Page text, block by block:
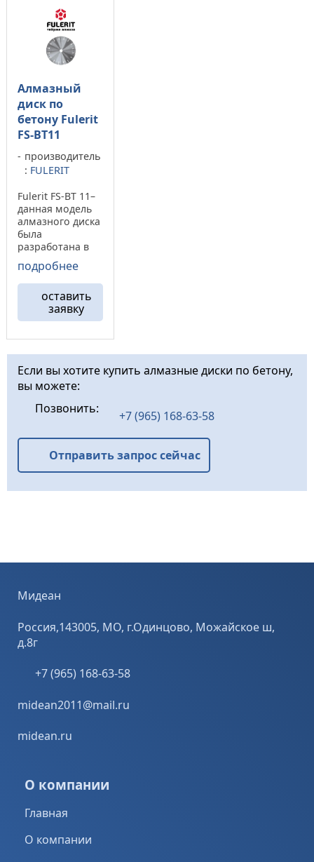
изготовление ...
Алмазный
диск по
бетону Fulerit
FS-BT11
производитель
: FULERIT
Fulerit FS-BT 11–
данная модель
алмазного диска
была
разработана в
2014 году
специально для
общестроительн
ых работ.
Алмазный диск
FuleritFS-BT 11
резки, а так же
высоким
.Отрезной
FuleritFS-BT 11
подробнее
оставить
заявку
Если вы хотите купить алмазные диски по бетону,
вы можете:
Позвонить:
+7 (965) 168-63-58
Отправить запрос сейчас
Мидеан
Россия,143005, МО, г.Одинцово, Можайское ш,
д.8г
+7 (965) 168-63-58
midean2011@mail.ru
midean.ru
О компании
Главная
О компании